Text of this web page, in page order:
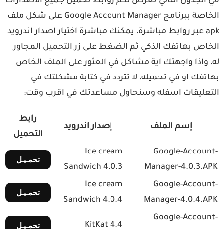
الخاصة ببرنامج Google Account Manager على شكل ملف
apk عبر روابط مباشرة، يمكنك مباشرة اختيار اصدار اندرويد
الخاص بهاتفك الذكي ثم الضغط على زر التحميل المجاور
له، واذا واجهتك اية مشاكل في العثور على الملف الخاص
بهاتفك او في تحميله، لا تتردد في كتابة مشكلتك في
التعليقات اسفله وسنحاول مساعدتك في اقرب وقت:
إسم الملف إصدار اندرويد
رابط
التحميل
Google-Account-
Manager-4.0.3.APK
Ice cream
Sandwich 4.0.3
تحمـيـل
Google-Account-
Manager-4.0.4.APK
Ice cream
Sandwich 4.0.4
تحمـيـل
Google-Account-
KitKat 4.4 تحمـيـل